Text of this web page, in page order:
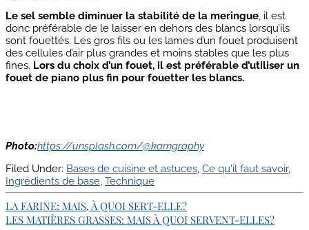
Le sel semble diminuer la stabilité de la meringue, il est
donc préférable de le laisser en dehors des blancs lorsqu’ils
sont fouettés. Les gros fils ou les lames d’un fouet produisent
des cellules d’air plus grandes et moins stables que les plus
fines. Lors du choix d’un fouet, il est préférable d’utiliser un
fouet de piano plus fin pour fouetter les blancs.
Photo:https://unsplash.com/@karngraphy
Filed Under: Bases de cuisine et astuces, Ce qu'il faut savoir,
Ingrédients de base, Technique
LA FARINE: MAIS, À QUOI SERT-ELLE?
LES MATIÈRES GRASSES: MAIS À QUOI SERVENT-ELLES?